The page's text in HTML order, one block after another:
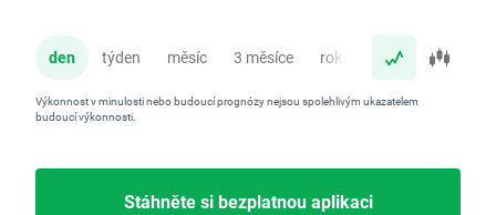
den týden měsíc 3 měsíce rok
Výkonnost v minulosti nebo budoucí prognózy nejsou spolehlivým ukazatelem
budoucí výkonnosti.
Stáhněte si bezplatnou aplikaci